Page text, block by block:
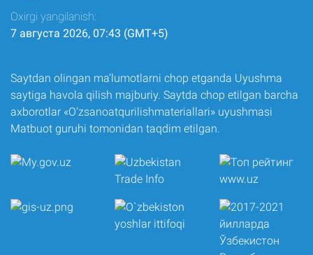
Oxirgi yangilanish:
7 августа 2026, 07:43 (GMT+5)
Saytdan olingan ma’lumotlarni chop etganda Uyushma
saytiga havola qilish majburiy. Saytda chop etilgan barcha
axborotlar «O‘zsanoatqurilishmateriallari» uyushmasi
Matbuot guruhi tomonidan taqdim etilgan.